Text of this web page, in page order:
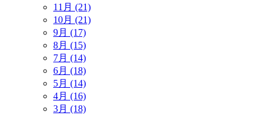
11月 (21)
10月 (21)
9月 (17)
8月 (15)
7月 (14)
6月 (18)
5月 (14)
4月 (16)
3月 (18)